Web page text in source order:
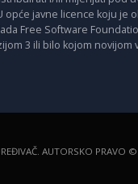
opće javne licence koju je
Free Software
3 ili bilo kojom novijom
AUTORSKO PRAVO